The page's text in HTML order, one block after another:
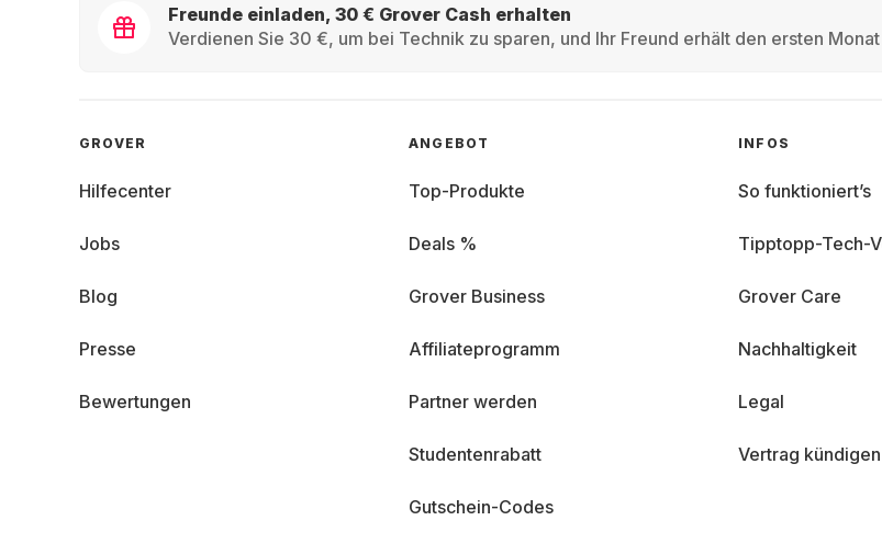
Freunde einladen, 30 € Grover Cash erhalten
Verdienen Sie 30 €, um bei Technik zu sparen, und Ihr Freund erhält den ersten
GROVER
Hilfecenter
Jobs
Blog
Presse
Bewertungen
ANGEBOT
Top-Produkte
Deals %
Grover Business
Affiliateprogramm
Partner werden
Studentenrabatt
Gutschein-Codes
INFOS
So funktioniert’s
Tipptopp-Tech-
Grover Care
Nachhaltigkeit
Legal
Vertrag kündigen